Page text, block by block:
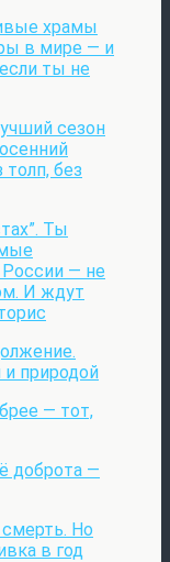
храмы
в мире — и
ты не
сезон
без
Ты
— не
И ждут
природой
— тот,
доброта —
Но
в год